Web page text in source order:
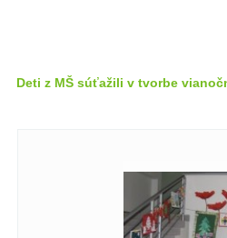
Deti z MŠ súťažili v tvorbe